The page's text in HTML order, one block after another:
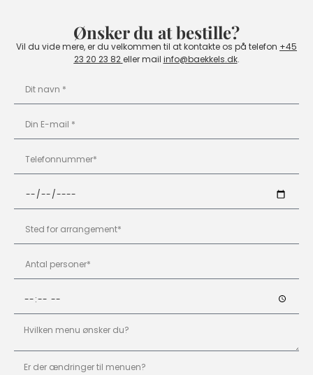
Ønsker du at bestille?
Vil du vide mere, er du velkommen til at kontakte os på telefon +45
23 20 23 82 eller mail info@baekkels.dk.​